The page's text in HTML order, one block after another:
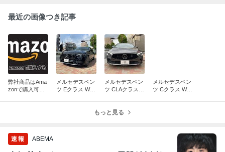
最近の画像つき記事
弊社商品はAma
zonで購入可能
メルセデスベン
ツ Eクラス W21
メルセデスベン
ツ CLAクラス
リル取付！！
メルセデスベン
ツ Cクラス W20
もっと見る
速報 ABEMA